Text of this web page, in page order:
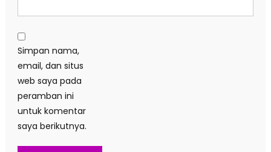
Simpan nama,
email, dan situs
web saya pada
peramban ini
untuk komentar
saya berikutnya.